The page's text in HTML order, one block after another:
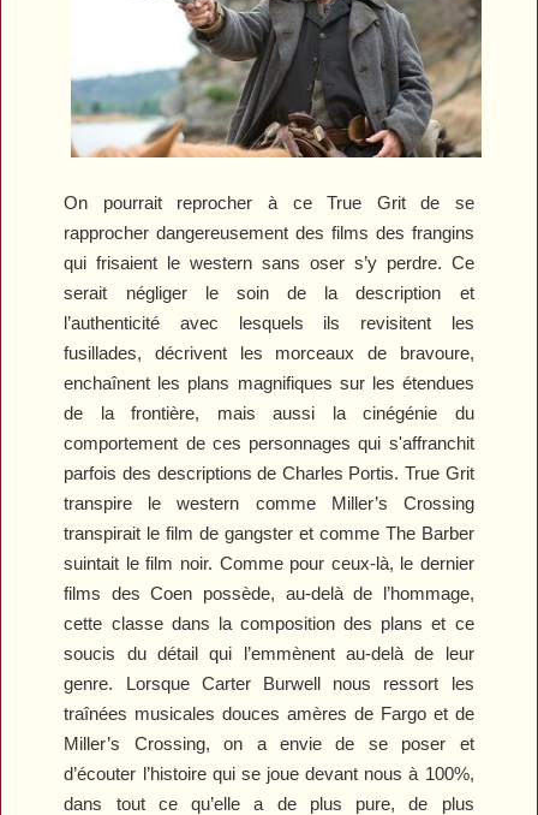
On pourrait reprocher à ceTrue Gritde se
rapprocher dangereusement des films des frangins
qui frisaient le western sans oser s’y perdre. Ce
serait négliger le soin de la description et
l’authenticité avec lesquels ils revisitent les
fusillades, décrivent les morceaux de bravoure,
enchaînent les plans magnifiques sur les étendues
de la frontière, mais aussi la cinégénie du
comportement de ces personnages qui s'affranchit
parfois des descriptions de Charles Portis.True Grit
transpire le western comme Miller’s Crossing
transpirait le film de gangster et comme The Barber
suintait le film noir. Comme pour ceux-là, le dernier
films des Coen possède, au-delà de l’hommage,
cette classe dans la composition des plans et ce
soucis du détail qui l’emmènent au-delà de leur
genre. Lorsque Carter Burwell nous ressort les
traînées musicales douces amères de Fargoet de
Miller’s Crossing, on a envie de se poser et
d’écouter l’histoire qui se joue devant nous à 100%,
dans tout ce qu’elle a de plus pure, de plus